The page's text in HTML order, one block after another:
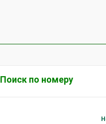
Поиск по номеру